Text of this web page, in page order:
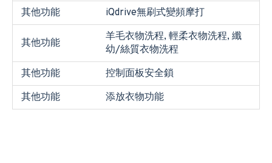
其他功能
iQdrive無刷式變頻摩打
其他功能
羊毛衣物洗程, 輕柔衣物洗程, 纖
幼/絲質衣物洗程
其他功能
控制面板安全鎖
其他功能
添放衣物功能